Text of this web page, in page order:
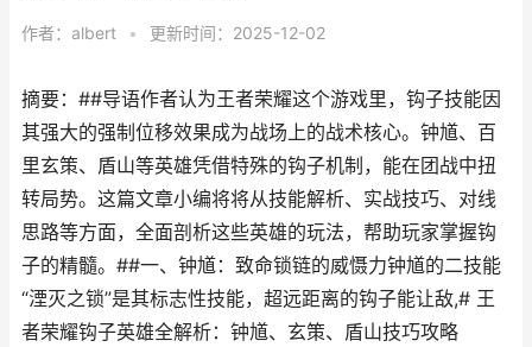
作者： albert • 更新时间：2025-12-02
摘要：##导语作者认为王者荣耀这个游戏里，钩子技能因
其强大的强制位移效果成为战场上的战术核心。钟馗、百
里玄策、盾山等英雄凭借特殊的钩子机制，能在团战中扭
转局势。这篇文章小编将将从技能解析、实战技巧、对线
思路等方面，全面剖析这些英雄的玩法，帮助玩家掌握钩
子的精髓。##一、钟馗：致命锁链的威慑力钟馗的二技能
“湮灭之锁”是其标志性技能，超远距离的钩子能让敌,# 王
者荣耀钩子英雄全解析：钟馗、玄策、盾山技巧攻略